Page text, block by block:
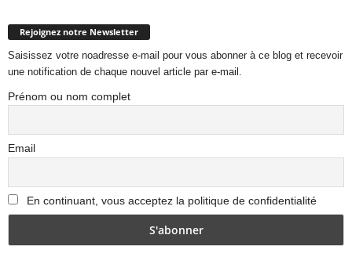
Rejoignez notre Newsletter
Saisissez votre noadresse e-mail pour vous abonner à ce blog et recevoir
une notification de chaque nouvel article par e-mail.
Prénom ou nom complet
Email
En continuant, vous acceptez la politique de confidentialité